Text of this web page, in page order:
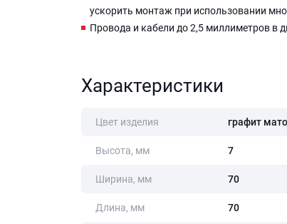
ускорить монтаж при использовании
Провода и кабели до 2,5 миллиметров в
Характеристики
Цвет изделия графит
Высота, мм 7
Ширина, мм 70
Длина, мм 70